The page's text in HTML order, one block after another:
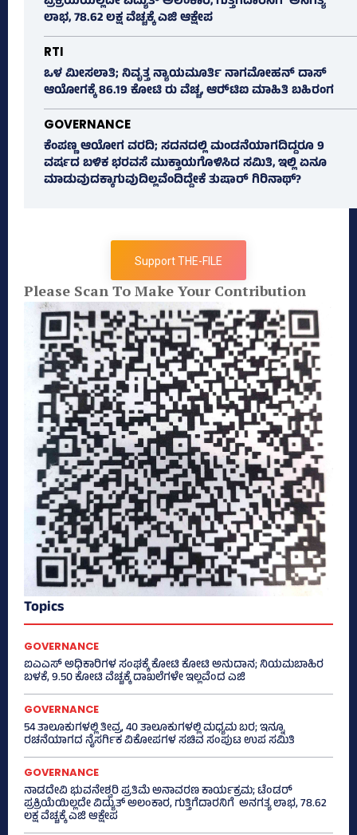
ಲಾಭ, 78.62 ಲಕ್ಷ ವೆಚ್ಚಕ್ಕೆ ಎಜಿ ಆಕ್ಷೇಪ
RTI
ಒಳ ಮೀಸಲಾತಿ; ನಿವೃತ್ತ ನ್ಯಾಯಮೂರ್ತಿ ನಾಗಮೋಹನ್ ದಾಸ್
ಆಯೋಗಕ್ಕೆ 86.19 ಕೋಟಿ ರು ವೆಚ್ಚ, ಆರ್‍‌ಟಿಐ ಮಾಹಿತಿ ಬಹಿರಂಗ
GOVERNANCE
ಕೆಂಪಣ್ಣ ಆಯೋಗ ವರದಿ; ಸದನದಲ್ಲಿ ಮಂಡನೆಯಾಗದಿದ್ದರೂ 9
ವರ್ಷದ ಬಳಿಕ ಭರವಸೆ ಮುಕ್ತಾಯಗೊಳಿಸಿದ ಸಮಿತಿ, ಇಲ್ಲಿ ಏನೂ
ಮಾಡುವುದಕ್ಕಾಗುವುದಿಲ್ಲವೆಂದಿದ್ದೇಕೆ ತುಷಾರ್ ಗಿರಿನಾಥ್?
Support THE-FILE
Please Scan To Make Your Contribution
Topics
GOVERNANCE
ಐಎಎಸ್‌ ಅಧಿಕಾರಿಗಳ ಸಂಘಕ್ಕೆ ಕೋಟಿ ಕೋಟಿ ಅನುದಾನ; ನಿಯಮಬಾಹಿರ
ಬಳಕೆ, 9.50 ಕೋಟಿ ವೆಚ್ಚಕ್ಕೆ ದಾಖಲೆಗಳೇ ಇಲ್ಲವೆಂದ ಎಜಿ
GOVERNANCE
54 ತಾಲೂಕುಗಳಲ್ಲಿ ತೀವ್ರ, 40 ತಾಲೂಕುಗಳಲ್ಲಿ ಮಧ್ಯಮ ಬರ; ಇನ್ನೂ
ರಚನೆಯಾಗದ ನೈಸರ್ಗಿಕ ವಿಕೋಪಗಳ ಸಚಿವ ಸಂಪುಟ ಉಪ ಸಮಿತಿ
GOVERNANCE
ನಾಡದೇವಿ ಭುವನೇಶ್ವರಿ ಪ್ರತಿಮೆ ಅನಾವರಣ ಕಾರ್ಯಕ್ರಮ; ಟೆಂಡರ್
ಪ್ರಕ್ರಿಯೆಯಿಲ್ಲದೇ ವಿದ್ಯುತ್‌ ಅಲಂಕಾರ, ಗುತ್ತಿಗೆದಾರನಿಗೆ ಅನಗತ್ಯ ಲಾಭ, 78.62
ಲಕ್ಷ ವೆಚ್ಚಕ್ಕೆ ಎಜಿ ಆಕ್ಷೇಪ